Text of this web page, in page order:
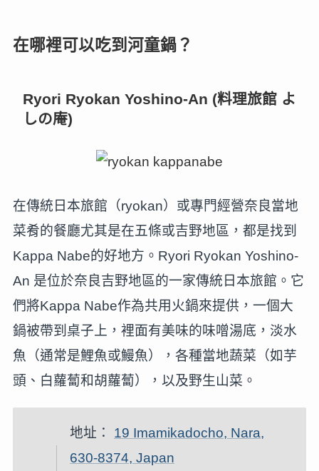
在哪裡可以吃到河童鍋？
Ryori Ryokan Yoshino-An (料理旅館 よ
しの庵)
在傳統日本旅館（ryokan）或專門經營奈良當地
菜肴的餐廳尤其是在五條或吉野地區，都是找到
Kappa Nabe的好地方。Ryori Ryokan Yoshino-
An 是位於奈良吉野地區的一家傳統日本旅館。它
們將Kappa Nabe作為共用火鍋來提供，一個大
鍋被帶到桌子上，裡面有美味的味噌湯底，淡水
魚（通常是鯉魚或鰻魚），各種當地蔬菜（如芋
頭、白蘿蔔和胡蘿蔔），以及野生山菜。
地址： 19 Imamikadocho, Nara,
630-8374, Japan